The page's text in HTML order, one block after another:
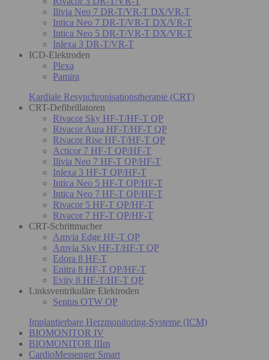
Ilivia Neo 7 DR-T/VR-T DX/VR-T
Intica Neo 7 DR-T/VR-T DX/VR-T
Intica Neo 5 DR-T/VR-T DX/VR-T
Inlexa 3 DR-T/VR-T
ICD-Elektroden
Plexa
Pamira
Kardiale Resynchronisationstherapie (CRT)
CRT-Defibrillatoren
Rivacor Sky HF-T/HF-T QP
Rivacor Aura HF-T/HF-T QP
Rivacor Rise HF-T/HF-T QP
Acticor 7 HF-T QP/HF-T
Ilivia Neo 7 HF-T QP/HF-T
Inlexa 3 HF-T QP/HF-T
Intica Neo 5 HF-T QP/HF-T
Intica Neo 7 HF-T QP/HF-T
Rivacor 5 HF-T QP/HF-T
Rivacor 7 HF-T QP/HF-T
CRT-Schrittmacher
Amvia Edge HF-T QP
Amvia Sky HF-T/HF-T QP
Edora 8 HF-T
Enitra 8 HF-T QP/HF-T
Evity 8 HF-T/HF-T QP
Linksventrikuläre Elektroden
Sentus OTW QP
Implantierbare Herzmonitoring-Systeme (ICM)
BIOMONITOR IV
BIOMONITOR IIIm
CardioMessenger Smart